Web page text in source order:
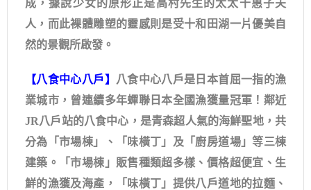
成，據說少女的原形正是高村先生的太太千惠子夫
人，而此裸體雕塑的靈感則是受十和田湖一片優美自
然的景觀所啟發。
【八食中心八戶】
八食中心八戶是日本首屈一指的漁
業城市，曾連續多年蟬聯日本全國漁獲量冠軍！鄰近
JR八戶站的八食中心，是青森超人氣的海鮮聖地，共
分為「市場棟」、「味橫丁」及「廚房道場」等三棟
建築。「市場棟」販售種類超多樣、價格超便宜、生
鮮的漁獲及海產，「味橫丁」提供八戶道地的拉麵、